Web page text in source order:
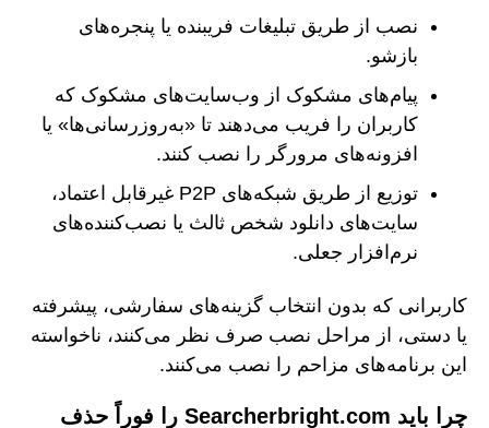
نصب از طریق تبلیغات فریبنده یا پنجره‌های
بازشو.
پیام‌های مشکوک از وب‌سایت‌های مشکوک که
کاربران را فریب می‌دهند تا «به‌روزرسانی‌ها» یا
افزونه‌های مرورگر را نصب کنند.
توزیع از طریق شبکه‌های P2P غیرقابل اعتماد،
سایت‌های دانلود شخص ثالث یا نصب‌کننده‌های
نرم‌افزار جعلی.
کاربرانی که بدون انتخاب گزینه‌های سفارشی، پیشرفته
یا دستی، از مراحل نصب صرف نظر می‌کنند، ناخواسته
این برنامه‌های مزاحم را نصب می‌کنند.
چرا باید Searcherbright.com را فوراً حذف